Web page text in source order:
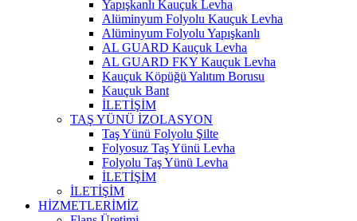
Yapışkanlı Kauçuk Levha
Alüminyum Folyolu Kauçuk Levha
Alüminyum ​Folyolu Yapışkanlı
AL GUARD Kauçuk Levha
AL GUARD FKY Kauçuk Levha
Kauçuk Köpüğü Yalıtım Borusu
Kauçuk Bant
İLETİŞİM
TAŞ YÜNÜ İZOLASYON
Taş Yünü Folyolu Şilte
Folyosuz Taş Yünü Levha
Folyolu Taş Yünü Levha
İLETİŞİM
İLETİŞİM
HİZMETLERİMİZ